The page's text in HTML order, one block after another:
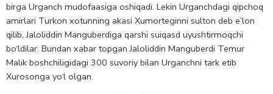
birga Urganch mudofaasiga oshiqadi. Lekin Urganchdagi qipchoq
amirlari Turkon xotunning akasi Xumorteginni sulton deb e’lon
qilib, Jaloliddin Manguberdiga qarshi suiqasd uyushtirmoqchi
bo‘ldilar. Bundan xabar topgan Jaloliddin Manguberdi Temur
Malik boshchiligidagi 300 suvoriy bilan Urganchni tark etib
Xurosonga yo‘l olgan.